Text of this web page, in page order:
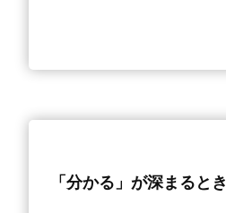
「分かる」が深まるとき